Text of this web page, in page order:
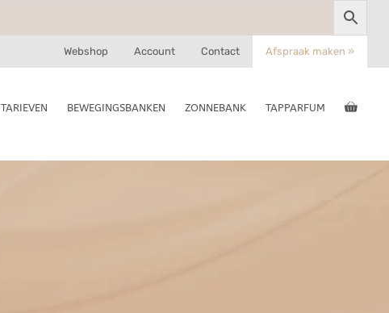
Webshop Account Contact Afspraak maken »
TARIEVEN BEWEGINGSBANKEN ZONNEBANK TAPPARFUM